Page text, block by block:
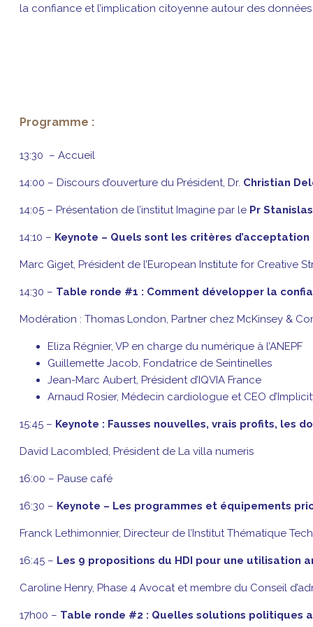
la confiance et l’implication citoyenne autour des
Programme :
13:30 – Accueil
14:00 – Discours d’ouverture du Président, Dr. Christian
14:05 – Présentation de l’institut Imagine par le Pr
14:10 – Keynote – Quels sont les critères
Marc Giget, Président de l’European Institute for Creative
14:30 – Table ronde #1 : Comment développer la
Modération : Thomas London, Partner chez McKinsey &
Eliza Régnier, VP en charge du numérique à l’ANEPF
Guillemette Jacob, Fondatrice de Seintinelles
Jean-Marc Aubert, Président d’IQVIA France
Arnaud Rosier, Médecin cardiologue et CEO
15:45 – Keynote : Fausses nouvelles, vrais profits, les
David Lacombled, Président de La villa numeris
16:00 – Pause café
16:30 – Keynote – Les programmes et équipements
Franck Lethimonnier, Directeur de l’Institut Thématique
16:45 – Les 9 propositions du HDI pour une utilisation
Caroline Henry, Phase 4 Avocat et membre du Conseil
17h00 – Table ronde #2 : Quelles solutions politiques